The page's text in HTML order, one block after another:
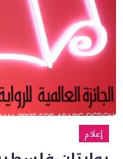
إعلام